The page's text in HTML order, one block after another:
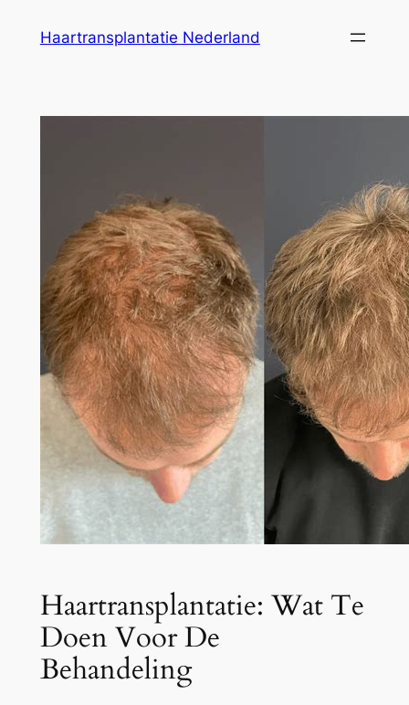
Haartransplantatie Nederland
Haartransplantatie: Wat Te
Doen Voor De
Behandeling